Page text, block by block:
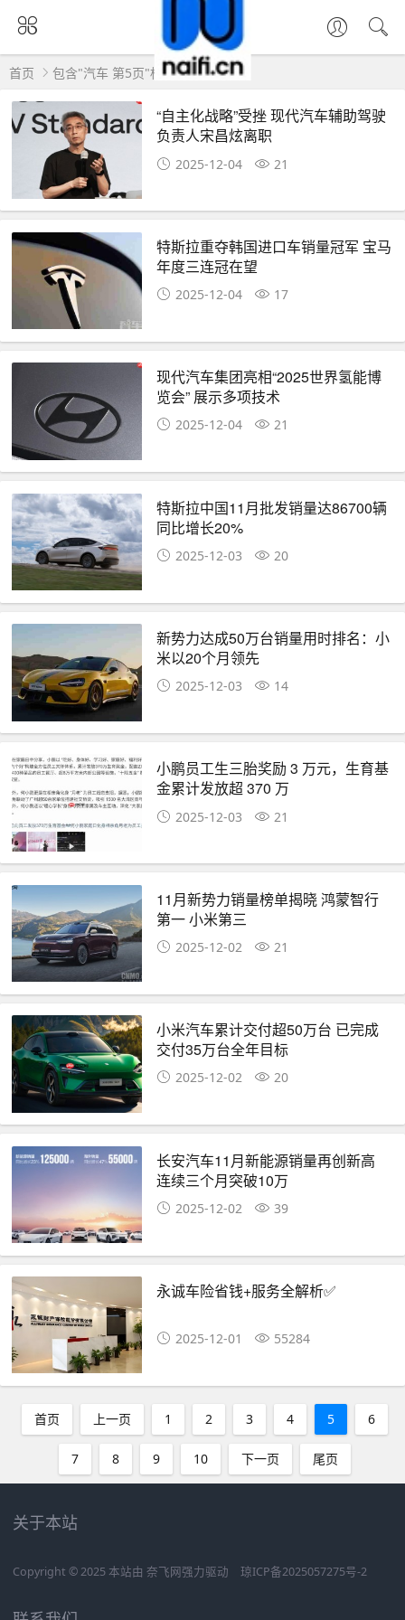
首页 包含"汽车 第5页"标签的文章
“自主化战略”受挫 现代汽车辅助驾驶
负责人宋昌炫离职
2025-12-04 21
特斯拉重夺韩国进口车销量冠军 宝马
年度三连冠在望
2025-12-04 17
现代汽车集团亮相“2025世界氢能博
览会” 展示多项技术
2025-12-04 21
特斯拉中国11月批发销量达86700辆
同比增长20%
2025-12-03 20
新势力达成50万台销量用时排名：小
米以20个月领先
2025-12-03 14
小鹏员工生三胎奖励 3 万元，生育基
金累计发放超 370 万
2025-12-03 21
11月新势力销量榜单揭晓 鸿蒙智行
第一 小米第三
2025-12-02 21
小米汽车累计交付超50万台 已完成
交付35万台全年目标
2025-12-02 20
长安汽车11月新能源销量再创新高
连续三个月突破10万
2025-12-02 39
永诚车险省钱+服务全解析✅
2025-12-01 55284
首页 上一页 1 2 3 4 5 6
7 8 9 10 下一页 尾页
关于本站
Copyright © 2025 本站由 奈飞网强力驱动 琼ICP备2025057275号-2